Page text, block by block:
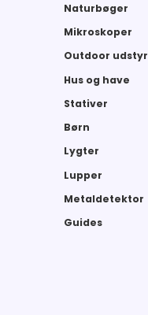
Naturbøger
Mikroskoper
Outdoor udstyr
Hus og have
Stativer
Børn
Lygter
Lupper
Metaldetektor
Guides